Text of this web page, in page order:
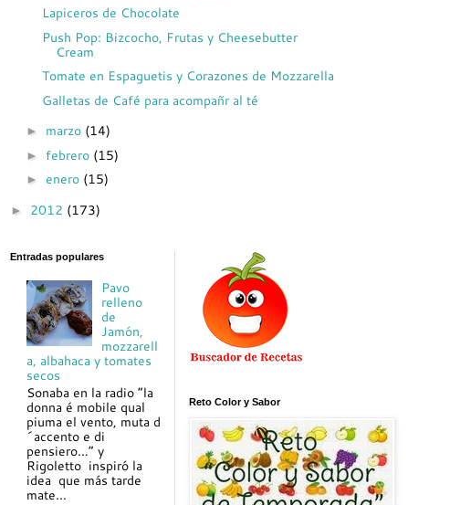
Lapiceros de Chocolate
Push Pop: Bizcocho, Frutas y Cheesebutter
Cream
Tomate en Espaguetis y Corazones de Mozzarella
Galletas de Café para acompañr al té
► marzo (14)
► febrero (15)
► enero (15)
► 2012 (173)
Entradas populares
Pavo
relleno
de
Jamón,
mozzarell
a, albahaca y tomates
secos
Sonaba en la radio “la
donna é mobile qual
piuma el vento, muta d
´accento e di
pensiero…” y
Rigoletto inspiró la
idea que más tarde
mate...
Reto Color y Sabor